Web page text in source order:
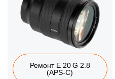
Ремонт E 20 G 2.8
(APS‑C)